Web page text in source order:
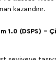
kazandırır.
1.0 (DSPS) –